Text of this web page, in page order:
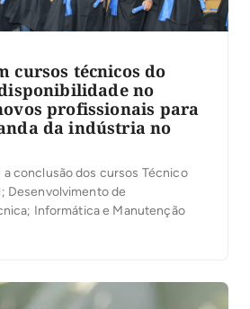
cursos técnicos do
no
profissionais para
da indústria no
a conclusão dos cursos Técnico
Desenvolvimento de
Informática e Manutenção